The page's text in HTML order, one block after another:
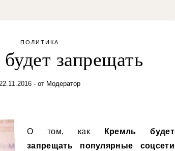
ПОЛИТИКА
запрещать
- от Модератор
О том, как
Кремль будет
запрещать популярные соцсети